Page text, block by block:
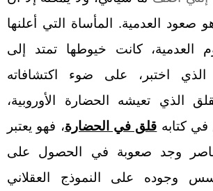
صعود العدمية. المأساة التي أعلنها
العدمية، كانت خيوطها تمتد إلى
الذي اختبر، على ضوء اكتشافاته
الذي تعيشه الحضارة الأوروبية،
كتابه قلق في الحضارة، فهو يعتبر
وجد صعوبة في الحصول على
أسس وجوده على النموذج العقلاني